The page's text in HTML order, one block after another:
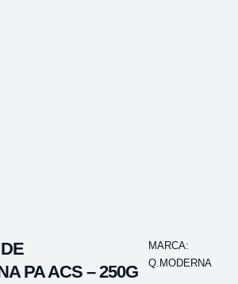
PA ACS – 250G
MARCA:
Q.MODERNA